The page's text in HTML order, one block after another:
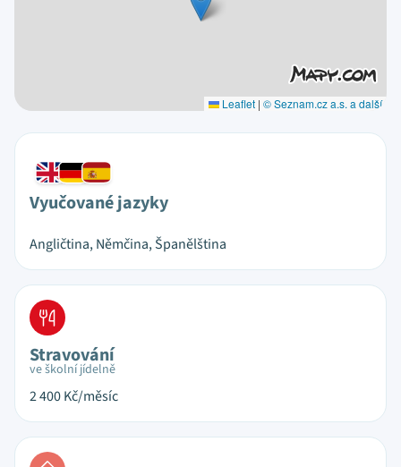
Leaflet | © Seznam.cz a.s. a další
Vyučované jazyky
Angličtina, Němčina, Španělština
Stravování
ve školní jídelně
2 400Kč/měsíc